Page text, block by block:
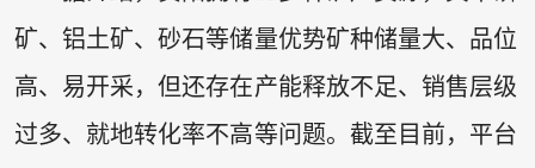
矿、铝土矿、砂石等储量优势矿种储量大、品位
高、易开采，但还存在产能释放不足、销售层级
过多、就地转化率不高等问题。截至目前，平台